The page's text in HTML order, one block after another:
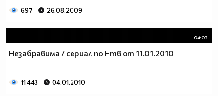
697 26.08.2009
04:03
Незабравима / сериал по Нтв от 11.01.2010
11 443 04.01.2010